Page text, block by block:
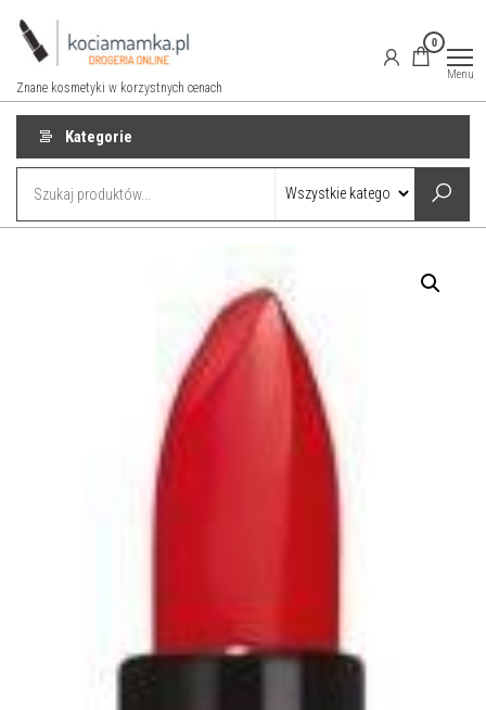
Przejdź
Znane kosmetyki w korzystnych cenach
0
Menu
Kategorie